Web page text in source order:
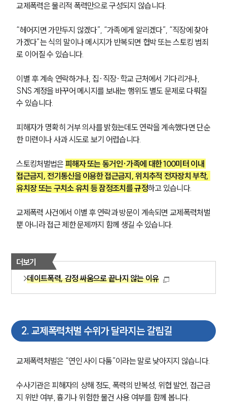
교제폭력은 물리적 폭력만으로 구성되지 않습니다.
“헤어지면 가만두지 않겠다”, “가족에게 알리겠다”, “직장에 찾아
가겠다”는 식의 말이나 메시지가 반복되면 협박 또는 스토킹 범죄
로 이어질 수 있습니다.
이별 후 계속 연락하거나, 집·직장·학교 근처에서 기다리거나,
SNS 계정을 바꾸어 메시지를 보내는 행위도 별도 문제로 다뤄질
수 있습니다.
피해자가 명확히 거부 의사를 밝혔는데도 연락을 계속했다면 단순
한 미련이나 사과 시도로 보기 어렵습니다.
스토킹처벌법은 피해자 또는 동거인·가족에 대한 100미터 이내
접근금지, 전기통신을 이용한 접근금지, 위치추적 전자장치 부착,
유치장 또는 구치소 유치 등 잠정조치를 규정하고 있습니다.
교제폭력 사건에서 이별 후 연락과 방문이 계속되면 교제폭력처벌
뿐 아니라 접근 제한 문제까지 함께 생길 수 있습니다.
더보기
데이트폭력, 감정 싸움으로 끝나지 않는 이유
2. 교제폭력처벌 수위가 달라지는 갈림길
교제폭력처벌은 “연인 사이 다툼”이라는 말로 낮아지지 않습니다.
수사기관은 피해자의 상해 정도, 폭력의 반복성, 위협 발언, 접근금
지 위반 여부, 흉기나 위험한 물건 사용 여부를 함께 봅니다.